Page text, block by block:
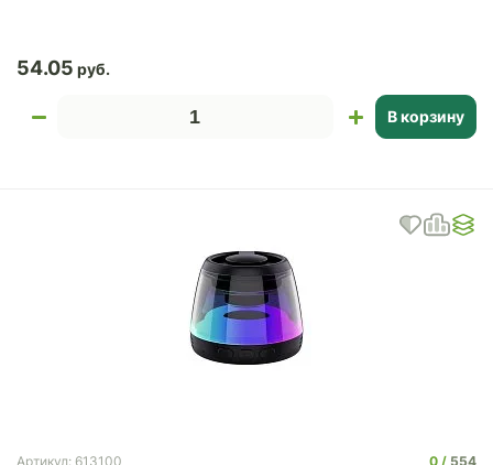
54.05
В корзину
Артикул: 613100 0 554